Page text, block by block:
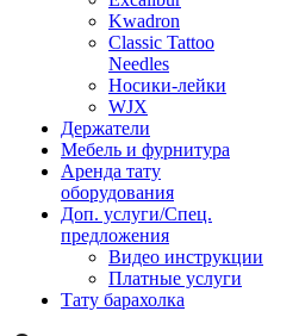
Kwadron
Classic Tattoo
Needles
Носики-лейки
WJX
Держатели
Мебель и фурнитура
Аренда тату
оборудования
Доп. услуги/Спец.
предложения
Видео инструкции
Платные услуги
Тату барахолка